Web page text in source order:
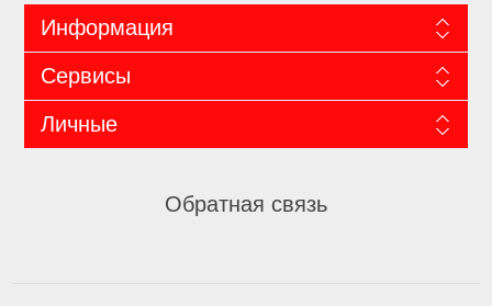
Информация
Сервисы
Личные
Обратная связь